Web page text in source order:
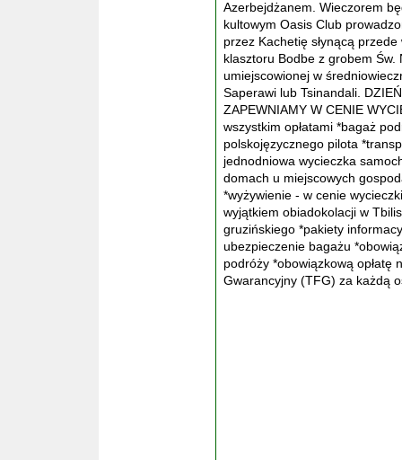
Azerbejdżanem. Wieczorem
kultowym Oasis Club
przez Kachetię słynącą
klasztoru Bodbe z grobem
umiejscowionej w
Saperawi lub Tsinandali.
ZAPEWNIAMY W CENIE
wszystkim opłatami *bagaż
polskojęzycznego pilota
jednodniowa wycieczka
domach u miejscowych
*wyżywienie - w cenie
wyjątkiem obiadokolacji w
gruzińskiego *pakiety
ubezpieczenie bagażu
podróży *obowiązkową opłatę
Gwarancyjny (TFG) za każdą